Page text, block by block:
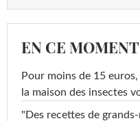
EN CE MOMENT
Pour moins de 15
la maison des insectes
"Des recettes de